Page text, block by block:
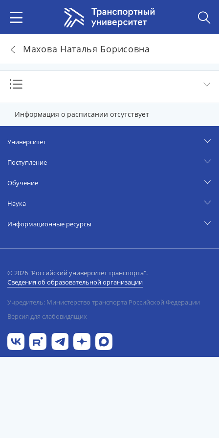
Махова Наталья Борисовна
Информация о расписании отсутствует
Университет
Поступление
Обучение
Наука
Информационные ресурсы
© 2026 "Российский университет транспорта".
Сведения об образовательной организации
Учредитель: Министерство транспорта Российской Федерации
Версия для слабовидящих